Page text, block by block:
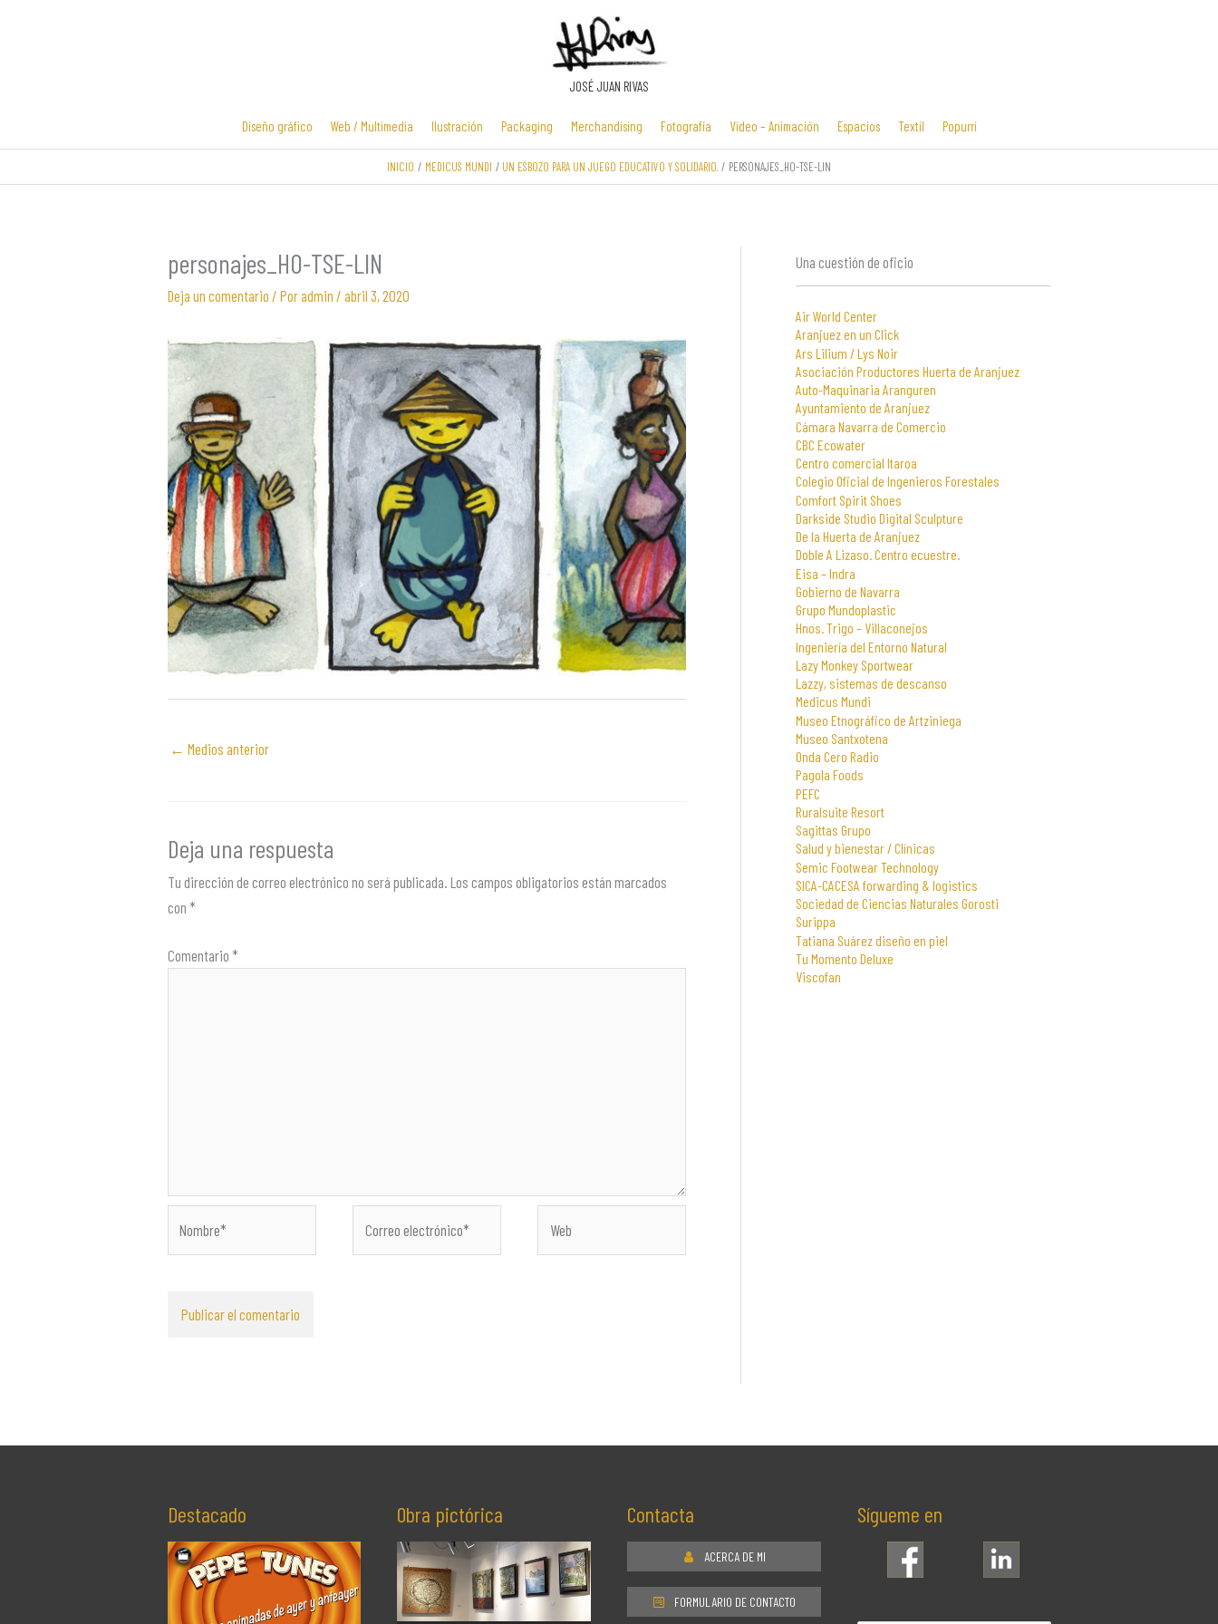
JOSÉ JUAN RIVAS
Diseño gráfico
Identidad
Web / Multimedia
Diseño y
Manuales y
Ilustración Packaging Merchandising Fotografía Video – Animación Espacios Textil Popurrí
INICIO MEDICUS MUNDI UN ESBOZO PARA UN JUEGO EDUCATIVO Y SOLIDARIO. PERSONAJES_HO-TSE-LIN
personajes_HO-TSE-LIN
Deja un comentario / Poradmin / abril 3, 2020
← Medios anterior
Deja una respuesta
Tu dirección de correo electrónico no será publicada. Los campos obligatorios están marcados
con *
Comentario *
electrónico*
Una cuestión de oficio
Air World Center
Aranjuez en un Click
Ars Lilium / Lys Noir
Asociación Productores Huerta de Aranjuez
Auto-Maquinaria Aranguren
Ayuntamiento de Aranjuez
Cámara Navarra de Comercio
CBC Ecowater
Centro comercial Itaroa
Colegio Oficial de Ingenieros Forestales
Comfort Spirit Shoes
Darkside Studio Digital Sculpture
De la Huerta de Aranjuez
Doble A Lizaso. Centro ecuestre.
Eisa – Indra
Gobierno de Navarra
Grupo Mundoplastic
Hnos. Trigo – Villaconejos
Ingeniería del Entorno Natural
Lazy Monkey Sportwear
Lazzy, sistemas de descanso
Medicus Mundi
Museo Etnográfico de Artziniega
Museo Santxotena
Onda Cero Radio
Pagola Foods
PEFC
Ruralsuite Resort
Sagittas Grupo
Salud y bienestar / Clínicas
Semic Footwear Technology
SICA-CACESA forwarding & logistics
Sociedad de Ciencias Naturales Gorosti
Surippa
Tatiana Suárez diseño en piel
Tu Momento Deluxe
Viscofan
Destacado Obra pictórica Contacta
ACERCA DE MI
FORMULARIO DE CONTACTO
Sígueme en